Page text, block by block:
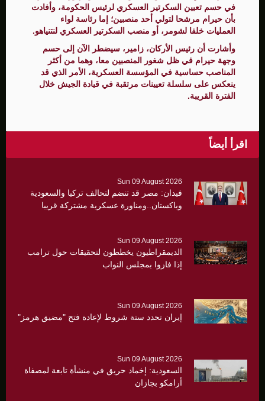
في حسم تعيين السكرتير العسكري لرئيس الحكومة، وأفادت
بأن حيرام مرشحا لتولي أحد منصبين؛ إما رئاسة لواء
العمليات خلفا لشومر، أو منصب السكرتير العسكري لنتنياهو.
وأشارت أن رئيس الأركان، زامير، سيضطر الآن إلى حسم
وجهة حيرام في ظل شغور المنصبين معا، وهما من أكثر
المناصب حساسية في المؤسسة العسكرية، الأمر الذي قد
ينعكس على سلسلة تعيينات مرتقبة في قيادة الجيش خلال
الفترة القريبة.
اقرأ أيضاً
Sun 09 August 2026
فيدان: مصر قد تنضم لتحالف تركيا والسعودية
وباكستان..ومناورة عسكرية مشتركة قريبا
Sun 09 August 2026
الديمقراطيون يخططون لتحقيقات حول ترامب
إذا فازوا بمجلس النواب
Sun 09 August 2026
إيران تحدد ستة شروط لإعادة فتح "مضيق هرمز"
Sun 09 August 2026
السعودية: إخماد حريق في منشأة تابعة لمصفاة
أرامكو بجازان